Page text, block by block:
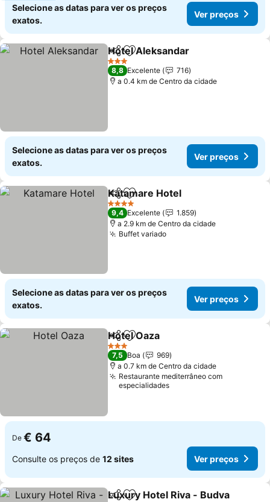
Selecione as datas para ver os preços
exatos.
Ver preços
PartilharAdicionar aos favoritos
Hotel Aleksandar
3 Estrelas
8,8 Excelente
716
a 0.4 km de Centro da cidade
Selecione as datas para ver os preços
exatos.
Ver preços
PartilharAdicionar aos favoritos
Katamare Hotel
4 Estrelas
9,4 Excelente
1.859
a 2.9 km de Centro da cidade
Buffet variado
Selecione as datas para ver os preços
exatos.
Ver preços
PartilharAdicionar aos favoritos
Hotel Oaza
3 Estrelas
7,5 Boa
969
a 0.7 km de Centro da cidade
Restaurante mediterrâneo com
especialidades
De € 64
Consulte os preços de 12 sites Ver preços
Luxury Hotel Riva - Budva